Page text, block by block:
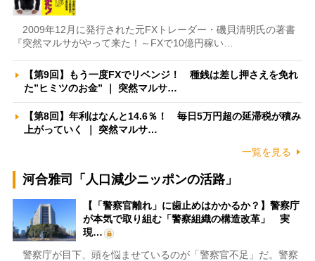
2009年12月に発行された元FXトレーダー・磯貝清明氏の著書
『突然マルサがやって来た！～FXで10億円稼い…
【第9回】もう一度FXでリベンジ！ 種銭は差し押さえを免れ
た”ヒミツのお金” ｜ 突然マルサ…
【第8回】年利はなんと14.6％！ 毎日5万円超の延滞税が積み
上がっていく ｜ 突然マルサ…
一覧を見る
河合雅司「人口減少ニッポンの活路」
【「警察官離れ」に歯止めはかかるか？】警察庁
が本気で取り組む「警察組織の構造改革」 実
現…
警察庁が目下、頭を悩ませているのが「警察官不足」だ。警察